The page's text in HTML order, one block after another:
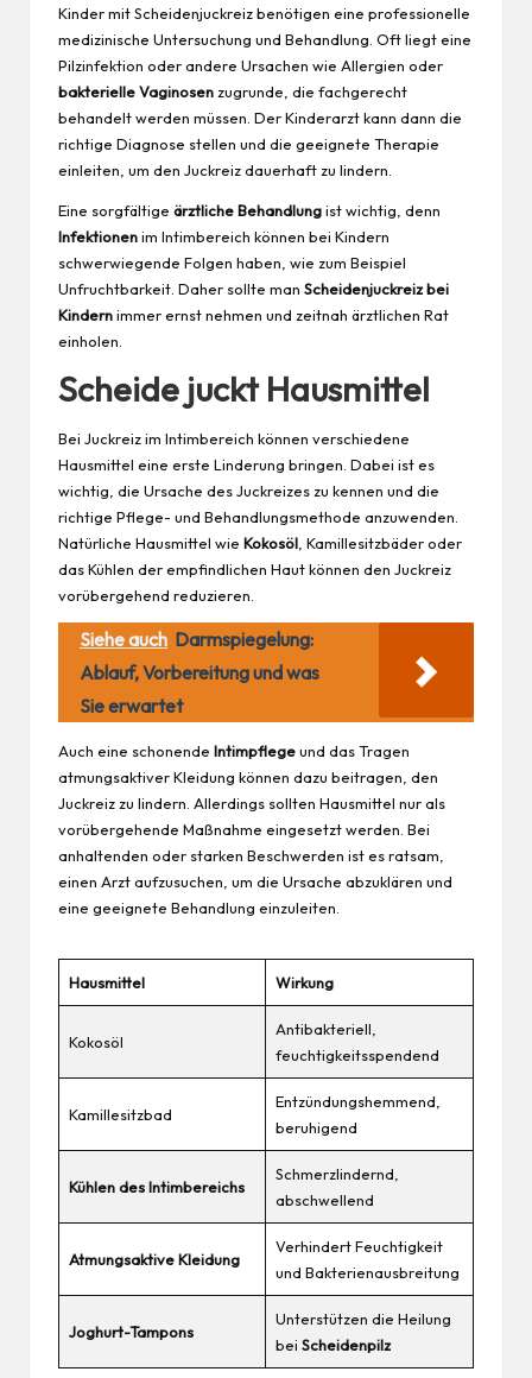
Kinder mit Scheidenjuckreiz benötigen eine professionelle
medizinische Untersuchung und Behandlung. Oft liegt eine
Pilzinfektion oder andere Ursachen wie Allergien oder
bakterielle Vaginosen zugrunde, die fachgerecht
behandelt werden müssen. Der Kinderarzt kann dann die
richtige Diagnose stellen und die geeignete Therapie
einleiten, um den Juckreiz dauerhaft zu lindern.
Eine sorgfältige ärztliche Behandlungist wichtig, denn
Infektionenim Intimbereich können bei Kindern
schwerwiegende Folgen haben, wie zum Beispiel
Unfruchtbarkeit. Daher sollte man Scheidenjuckreiz bei
Kindernimmer ernst nehmen und zeitnah ärztlichen Rat
einholen.
Scheide juckt Hausmittel
Bei Juckreiz im Intimbereich können verschiedene
Hausmittel eine erste Linderung bringen. Dabei ist es
wichtig, die Ursache des Juckreizes zu kennen und die
richtige Pflege- und Behandlungsmethode anzuwenden.
Natürliche Hausmittel wie Kokosöl , Kamillesitzbäder oder
das Kühlen der empfindlichen Haut können den Juckreiz
vorübergehend reduzieren.
Siehe auch Darmspiegelung:
Ablauf, Vorbereitung und was
Sie erwartet
Auch eine schonende Intimpflegeund das Tragen
atmungsaktiver Kleidung können dazu beitragen, den
Juckreiz zu lindern. Allerdings sollten Hausmittel nur als
vorübergehende Maßnahme eingesetzt werden. Bei
anhaltenden oder starken Beschwerden ist es ratsam,
einen Arzt aufzusuchen, um die Ursache abzuklären und
eine geeignete Behandlung einzuleiten.
Hausmittel Wirkung
Kokosöl
Antibakteriell,
feuchtigkeitsspendend
Kamillesitzbad
Entzündungshemmend,
beruhigend
Kühlen des Intimbereichs
Schmerzlindernd,
abschwellend
Atmungsaktive Kleidung
Verhindert Feuchtigkeit
und Bakterienausbreitung
Joghurt-Tampons
Unterstützen die Heilung
bei Scheidenpilz